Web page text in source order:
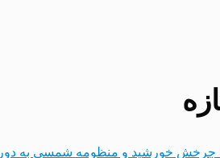
چرخش خورشید و منظومه شمسی به